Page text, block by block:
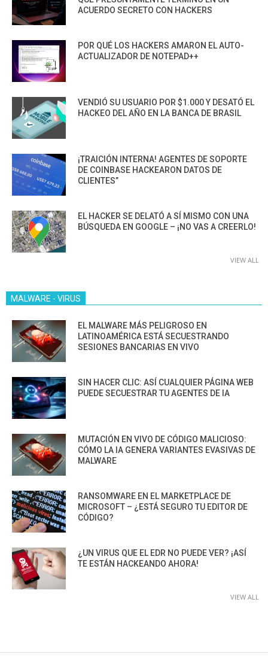
ACUERDO SECRETO CON HACKERS
POR QUÉ LOS HACKERS AMARON EL AUTO-
ACTUALIZADOR DE NOTEPAD++
VENDIÓ SU USUARIO POR $1.000 Y DESATÓ EL
HACKEO DEL AÑO EN LA BANCA DE BRASIL
¡TRAICIÓN INTERNA! AGENTES DE SOPORTE
DE COINBASE HACKEARON DATOS DE
CLIENTES”
EL HACKER SE DELATÓ A SÍ MISMO CON UNA
BÚSQUEDA EN GOOGLE – ¡NO VAS A CREERLO!
VIEW ALL
MALWARE - VIRUS
EL MALWARE MÁS PELIGROSO EN
LATINOAMÉRICA ESTÁ SECUESTRANDO
SESIONES BANCARIAS EN VIVO
SIN HACER CLIC: ASÍ CUALQUIER PÁGINA WEB
PUEDE SECUESTRAR TU AGENTES DE IA
MUTACIÓN EN VIVO DE CÓDIGO MALICIOSO:
CÓMO LA IA GENERA VARIANTES EVASIVAS DE
MALWARE
RANSOMWARE EN EL MARKETPLACE DE
MICROSOFT – ¿ESTÁ SEGURO TU EDITOR DE
CÓDIGO?
¿UN VIRUS QUE EL EDR NO PUEDE VER? ¡ASÍ
TE ESTÁN HACKEANDO AHORA!
VIEW ALL